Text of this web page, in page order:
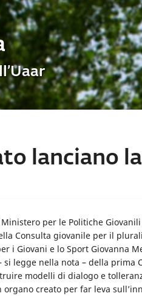
lanciano
per le Politiche
Consulta giovanile per il
i Giovani e lo Sport Giovanna
si legge nella nota – della prima
modelli di dialogo e
creato per far leva